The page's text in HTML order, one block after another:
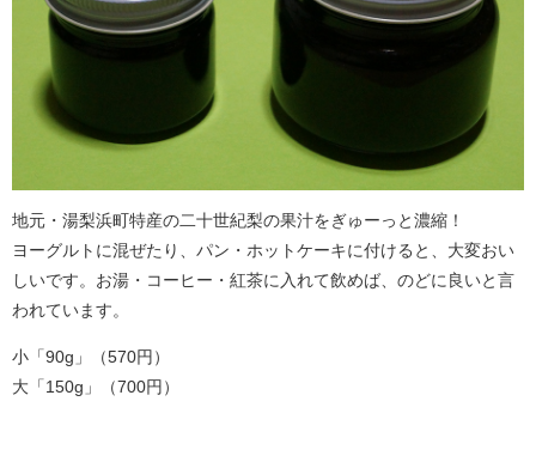
地元・湯梨浜町特産の二十世紀梨の果汁をぎゅーっと濃縮！
ヨーグルトに混ぜたり、パン・ホットケーキに付けると、大変おい
しいです。お湯・コーヒー・紅茶に入れて飲めば、のどに良いと言
われています。
小「90g」（570円）
大「150g」（700円）